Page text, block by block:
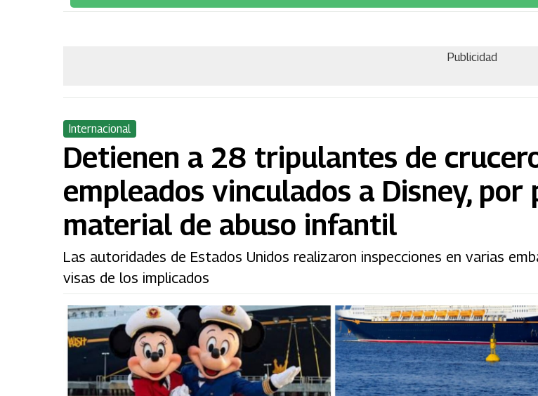
Publicidad
Internacional
Detienen a 28 tripulantes de
empleados vinculados a Disney, por
material de abuso infantil
Las autoridades de Estados Unidos realizaron inspecciones en varias
visas de los implicados